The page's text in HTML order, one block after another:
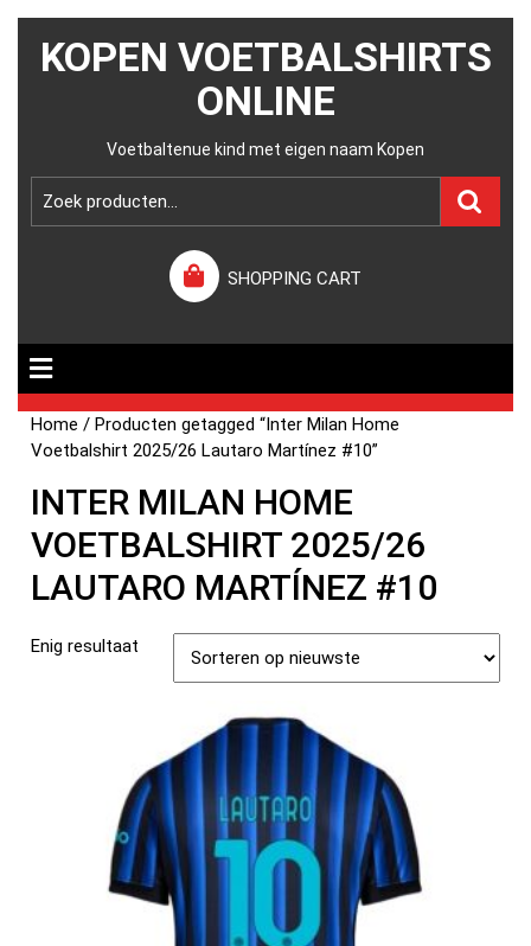
KOPEN VOETBALSHIRTS
ONLINE
Voetbaltenue kind met eigen naam Kopen
SHOPPING CART
Home / Producten getagged “Inter Milan Home
Voetbalshirt 2025/26 Lautaro Martínez #10”
INTER MILAN HOME
VOETBALSHIRT 2025/26
LAUTARO MARTÍNEZ #10
Enig resultaat